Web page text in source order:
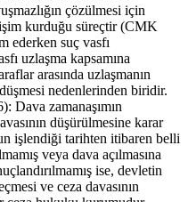
çözülmesi için
kurduğu süreçtir (CMK
ederken suç vasfı
uzlaşma kapsamına
arasında uzlaşmanın
nedenlerinden biridir.
Dava zamanaşımın
düşürülmesine karar
işlendiği tarihten itibaren belli
veya dava açılmasına
ise, devletin
ve ceza davasının